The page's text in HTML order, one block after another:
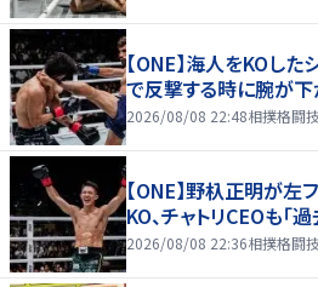
【ONE】海人をKOした
で反撃する時に腕が下
2026/08/08 22:48相撲格闘技
【ONE】野杁正明が左
KO、チャトリCEOも「
2026/08/08 22:36相撲格闘技